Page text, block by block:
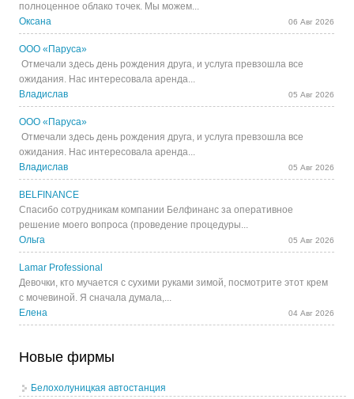
полноценное облако точек. Мы можем...
Оксана
06 Авг 2026
ООО «Паруса»
Отмечали здесь день рождения друга, и услуга превзошла все
ожидания. Нас интересовала аренда...
Владислав
05 Авг 2026
ООО «Паруса»
Отмечали здесь день рождения друга, и услуга превзошла все
ожидания. Нас интересовала аренда...
Владислав
05 Авг 2026
BELFINANCE
Спасибо сотрудникам компании Белфинанс за оперативное
решение моего вопроса (проведение процедуры...
Ольга
05 Авг 2026
Lamar Professional
Девочки, кто мучается с сухими руками зимой, посмотрите этот крем
с мочевиной. Я сначала думала,...
Елена
04 Авг 2026
Новые фирмы
Белохолуницкая автостанция